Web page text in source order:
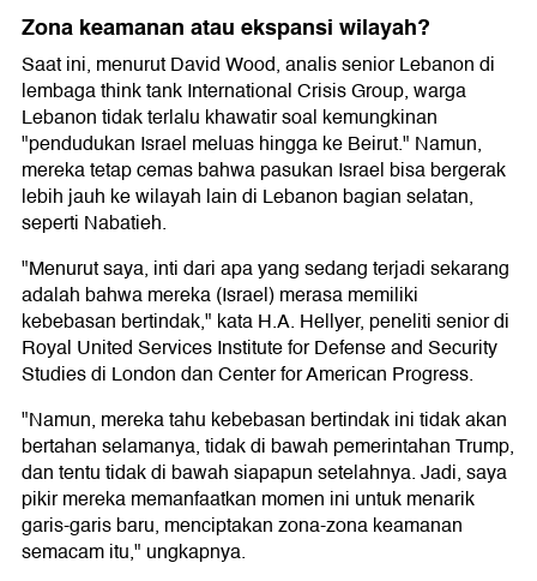
Zona keamanan atau ekspansi wilayah?
Saat ini, menurut David Wood, analis senior Lebanon di
lembaga think tank International Crisis Group, warga
Lebanon tidak terlalu khawatir soal kemungkinan
"pendudukan Israel meluas hingga ke Beirut." Namun,
mereka tetap cemas bahwa pasukan Israel bisa bergerak
lebih jauh ke wilayah lain di Lebanon bagian selatan,
seperti Nabatieh.
"Menurut saya, inti dari apa yang sedang terjadi sekarang
adalah bahwa mereka (Israel) merasa memiliki
kebebasan bertindak," kata H.A. Hellyer, peneliti senior di
Royal United Services Institute for Defense and Security
Studies di London dan Center for American Progress.
"Namun, mereka tahu kebebasan bertindak ini tidak akan
bertahan selamanya, tidak di bawah pemerintahan Trump,
dan tentu tidak di bawah siapapun setelahnya. Jadi, saya
pikir mereka memanfaatkan momen ini untuk menarik
garis-garis baru, menciptakan zona-zona keamanan
semacam itu," ungkapnya.